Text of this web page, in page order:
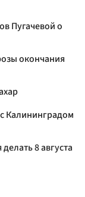
Пугачевой о
окончания
Калининградом
8 августа